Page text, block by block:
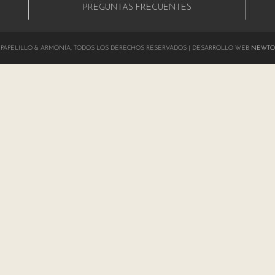
PREGUNTAS FRECUENTES
PAPELILLO & ARMONÍA, TODOS LOS DERECHOS RESERVADOS | DESARROLLO WEB